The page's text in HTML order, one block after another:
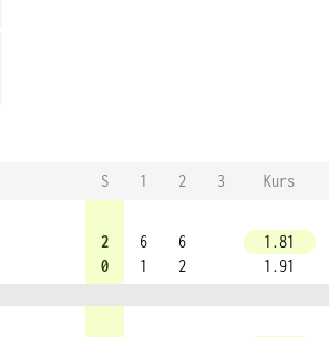
S 1 2 3
Kurs
2
0
6
1
6
2
1.81
1.91